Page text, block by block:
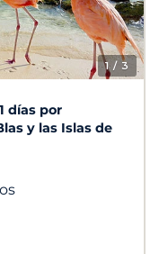
1/ 3
días por
y las Islas de